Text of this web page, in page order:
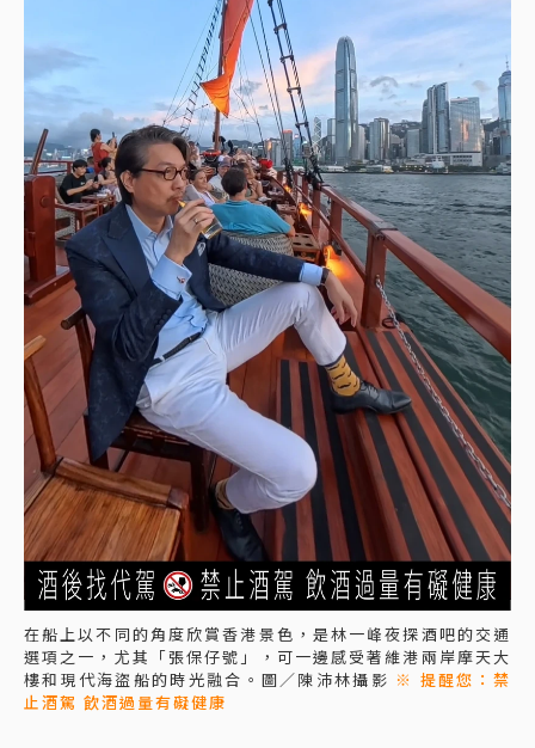
在船上以不同的角度欣賞香港景色，是林一峰夜探酒吧的交通
選項之一，尤其「張保仔號」，可一邊感受著維港兩岸摩天大
樓和現代海盜船的時光融合。圖／陳沛林攝影 ※ 提醒您：禁
止酒駕 飲酒過量有礙健康